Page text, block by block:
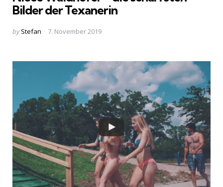
Bilder der Texanerin
Posted
by Stefan 7. November 2019